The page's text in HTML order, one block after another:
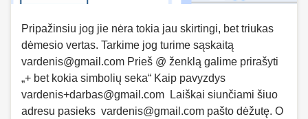
Pripažinsiu jog jie nėra tokia jau skirtingi, bet triukas
dėmesio vertas. Tarkime jog turime sąskaitą
vardenis@gmail.com Prieš @ ženklą galime prirašyti
„+ bet kokia simbolių seka“ Kaip pavyzdys
vardenis+darbas@gmail.com Laiškai siunčiami šiuo
adresu pasieks vardenis@gmail.com pašto dėžutę. O